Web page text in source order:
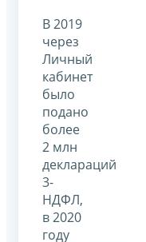
В 2019
через
Личный
кабинет
было
подано
более
2 млн
деклараций
3-
НДФЛ,
в 2020
году